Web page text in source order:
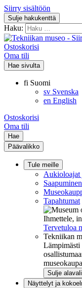
Siirry sisältöön
Sulje hakukenttä
Haku:
Ostoskorisi
Oma tili
Hae sivulta
fi Suomi
sv Svenska
en English
Ostoskorisi
Oma tili
Hae
Päävalikko
Tule meille
Aukioloajat
Tapahtumat
Ihmettele,
Tervetuloa
Tekniikan
Lämpimästi
Sulje
Näyttelyt ja